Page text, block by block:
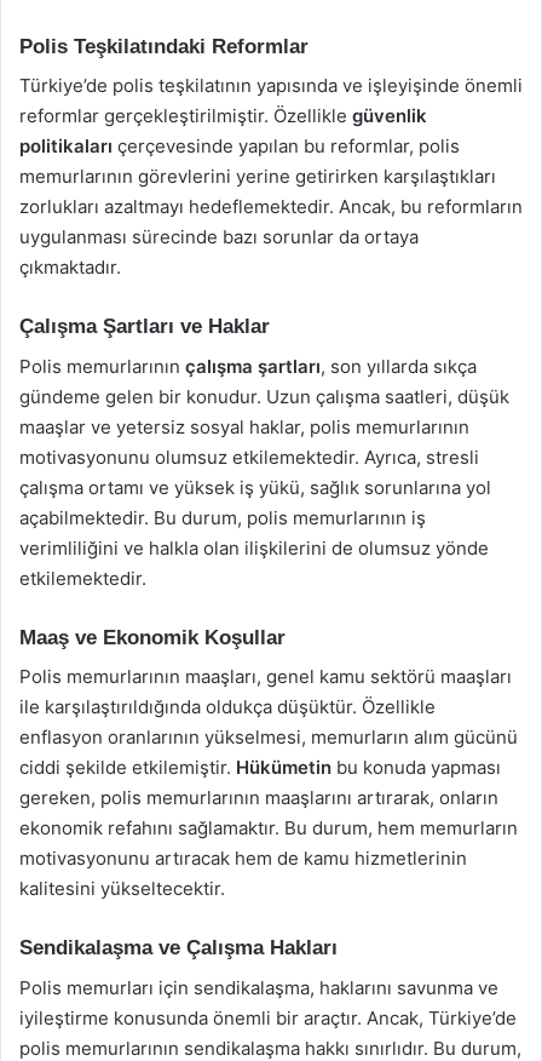
Polis Teşkilatındaki Reformlar
Türkiye’de polis teşkilatının yapısında ve işleyişinde önemli
reformlar gerçekleştirilmiştir. Özellikle güvenlik
politikaları çerçevesinde yapılan bu reformlar, polis
memurlarının görevlerini yerine getirirken karşılaştıkları
zorlukları azaltmayı hedeflemektedir. Ancak, bu reformların
uygulanması sürecinde bazı sorunlar da ortaya
çıkmaktadır.
Çalışma Şartları ve Haklar
Polis memurlarının çalışma şartları, son yıllarda sıkça
gündeme gelen bir konudur. Uzun çalışma saatleri, düşük
maaşlar ve yetersiz sosyal haklar, polis memurlarının
motivasyonunu olumsuz etkilemektedir. Ayrıca, stresli
çalışma ortamı ve yüksek iş yükü, sağlık sorunlarına yol
açabilmektedir. Bu durum, polis memurlarının iş
verimliliğini ve halkla olan ilişkilerini de olumsuz yönde
etkilemektedir.
Maaş ve Ekonomik Koşullar
Polis memurlarının maaşları, genel kamu sektörü maaşları
ile karşılaştırıldığında oldukça düşüktür. Özellikle
enflasyon oranlarının yükselmesi, memurların alım gücünü
ciddi şekilde etkilemiştir. Hükümetin bu konuda yapması
gereken, polis memurlarının maaşlarını artırarak, onların
ekonomik refahını sağlamaktır. Bu durum, hem memurların
motivasyonunu artıracak hem de kamu hizmetlerinin
kalitesini yükseltecektir.
Sendikalaşma ve Çalışma Hakları
Polis memurları için sendikalaşma, haklarını savunma ve
iyileştirme konusunda önemli bir araçtır. Ancak, Türkiye’de
polis memurlarının sendikalaşma hakkı sınırlıdır. Bu durum,